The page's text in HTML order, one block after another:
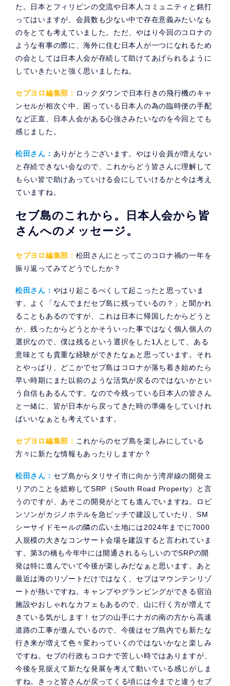
た。日本とフィリピンの交流や日本人コミュニティと銘打
ってはいますが、会員数も少ない中で存在意義みたいなも
のをとても考えていました。ただ、やはり今回のコロナの
ような有事の際に、海外に住む日本人が一つになれるため
の会としては日本人会が存続して助けてあげられるように
していきたいと強く思いましたね。
セブヨロ編集部： ロックダウンで日本行きの飛行機のキャ
ンセルが相次ぐ中、困っている日本人の為の臨時便の手配
など正直、日本人会がある心強さみたいなのを今回とても
感じました。
松田さん： ありがとうございます。やはり会員が増えない
と存続できない会なので、これからどう皆さんに理解して
もらい皆で助けあっていける会にしていけるかと今は考え
ていますね。
セブ島のこれから。日本人会から皆
さんへのメッセージ。
セブヨロ編集部： 松田さんにとってこのコロナ禍の一年を
振り返ってみてどうでしたか？
松田さん： やはり起こるべくして起こったと思っていま
す。よく「なんでまだセブ島に残っているの？」と聞かれ
ることもあるのですが、これは日本に帰国したからどうと
か、残ったからどうとかそういった事ではなく個人個人の
選択なので、僕は残るという選択をした1人として、ある
意味とても貴重な経験ができたなぁと思っています。それ
とやっぱり、どこかでセブ島はコロナが落ち着き始めたら
早い時期にまた以前のような活気が戻るのではないかとい
う自信もあるんです。なので今残っている日本人の皆さん
と一緒に、皆が日本から戻ってきた時の準備をしていけれ
ばいいなぁとも考えています。
セブヨロ編集部： これからのセブ島を楽しみにしている
方々に新たな情報もあったりしますか？
松田さん： セブ島からタリサイ市に向かう湾岸線の開発エ
リアのことを総称してSRP（South Road Property）と言
うのですが、あそこの開発がとても進んでいますね。ロビ
ンソンがカジノホテルを急ピッチで建設していたり、SM
シーサイドモールの隣の広い土地には2024年までに7000
人規模の大きなコンサート会場を建設すると言われていま
す。第3の橋も今年中には開通されるらしいのでSRPの開
発は特に進んでいて今後が楽しみだなぁと思います。あと
最近は海のリゾートだけではなく、セブはマウンテンリゾ
ートが熱いですね。キャンプやグランピングができる宿泊
施設やおしゃれなカフェもあるので、山に行く方が増えて
きている気がします！セブの山手にナガの南の方から高速
道路の工事が進んでいるので、今後はセブ島内でも新たな
行き来が増えて色々変わっていくのではないかなと楽しみ
ですね。セブの行政もコロナで苦しい時ではありますが、
今後を見据えて新たな発展を考えて動いている感じがしま
すね。きっと皆さんが戻ってくる頃には今までと違うセブ